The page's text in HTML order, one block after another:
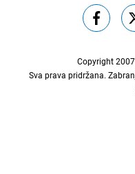
Copyright
Sva prava pridržana.